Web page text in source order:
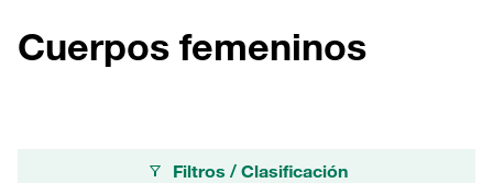
Cuerpos femeninos
Filtros / Clasificación